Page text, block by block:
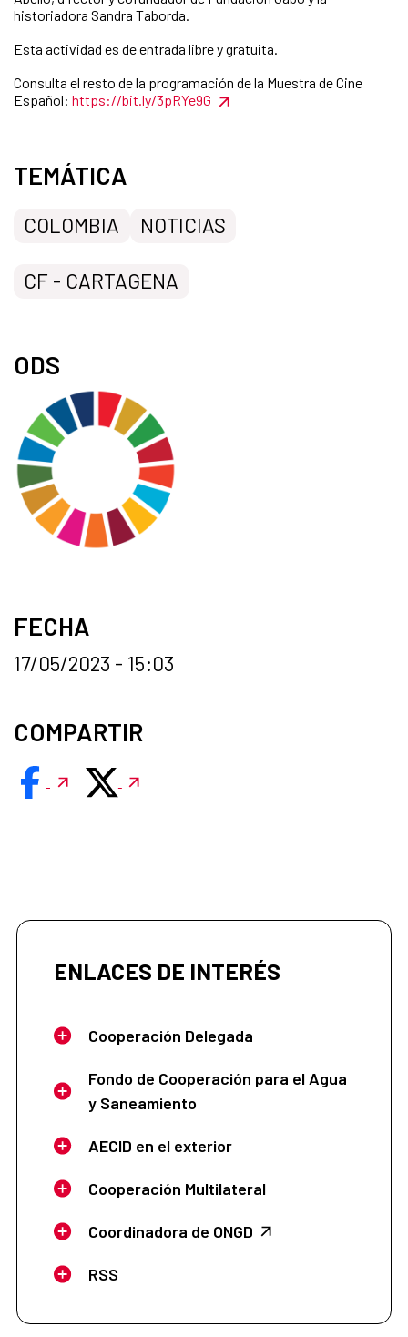
historiadora Sandra Taborda.
Esta actividad es de entrada libre y gratuita.
Consulta el resto de la programación de la Muestra de Cine
Español: https://bit.ly/3pRYe9G
TEMÁTICA
COLOMBIA NOTICIAS
CF - CARTAGENA
ODS
FECHA
17/05/2023 - 15:03
COMPARTIR
ENLACES DE INTERÉS
Cooperación Delegada
Fondo de Cooperación para el Agua
y Saneamiento
AECID en el exterior
Cooperación Multilateral
Coordinadora de ONGD
RSS